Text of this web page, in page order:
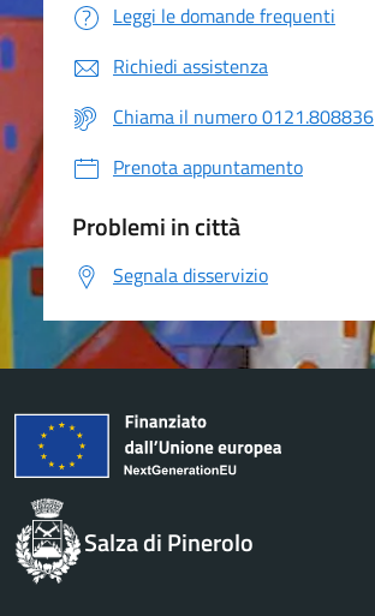
Leggi le domande frequenti
Richiedi assistenza
Chiama il numero 0121.808836
Prenota appuntamento
Problemi in città
Segnala disservizio
Salza di Pinerolo